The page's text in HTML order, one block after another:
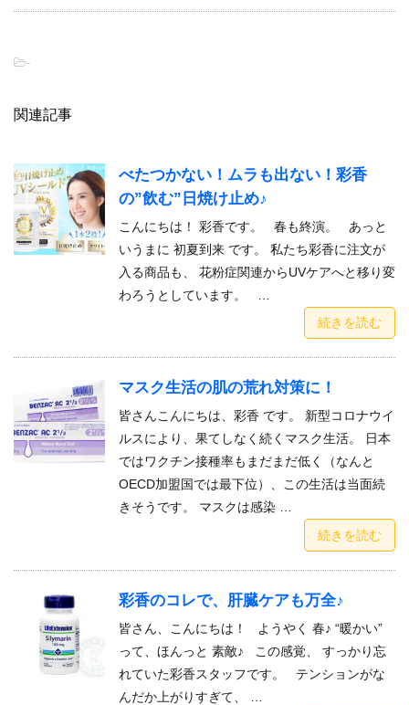
-
関連記事
べたつかない！ムラも出ない！彩香
の”飲む”日焼け止め♪
こんにちは！ 彩香です。 春も終演。 あっと
いうまに 初夏到来 です。 私たち彩香に注文が
入る商品も、 花粉症関連からUVケアへと移り変
わろうとしています。 …
続きを読む
マスク生活の肌の荒れ対策に！
皆さんこんにちは、彩香 です。 新型コロナウイ
ルスにより、果てしなく続くマスク生活。 日本
ではワクチン接種率もまだまだ低く（なんと
OECD加盟国では最下位）、この生活は当面続
きそうです。 マスクは感染 …
続きを読む
彩香のコレで、肝臓ケアも万全♪
皆さん、こんにちは！ ようやく 春♪ “暖かい”
って、ほんっと 素敵♪ この感覚、 すっかり忘
れていた彩香スタッフです。 テンションがな
んだか上がりすぎて、 …